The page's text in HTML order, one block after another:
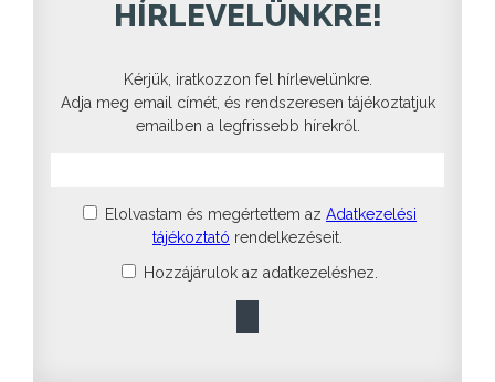
HÍRLEVELÜNKRE!
Kérjük, iratkozzon fel hírlevelünkre.
Adja meg email címét, és rendszeresen tájékoztatjuk
emailben a legfrissebb hírekről.
Elolvastam és megértettem az Adatkezelési
tájékoztató rendelkezéseit.
Hozzájárulok az adatkezeléshez.